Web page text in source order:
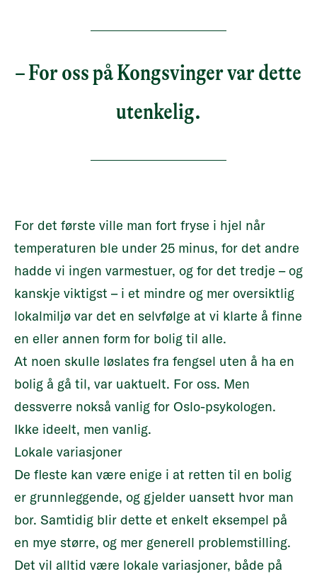
– For oss på Kongsvinger var dette
utenkelig.
For det første ville man fort fryse i hjel når
temperaturen ble under 25 minus, for det andre
hadde vi ingen varmestuer, og for det tredje – og
kanskje viktigst – i et mindre og mer oversiktlig
lokalmiljø var det en selvfølge at vi klarte å finne
en eller annen form for bolig til alle.
At noen skulle løslates fra fengsel uten å ha en
bolig å gå til, var uaktuelt. For oss. Men
dessverre nokså vanlig for Oslo-psykologen.
Ikke ideelt, men vanlig.
Lokale variasjoner
De fleste kan være enige i at retten til en bolig
er grunnleggende, og gjelder uansett hvor man
bor. Samtidig blir dette et enkelt eksempel på
en mye større, og mer generell problemstilling.
Det vil alltid være lokale variasjoner, både på